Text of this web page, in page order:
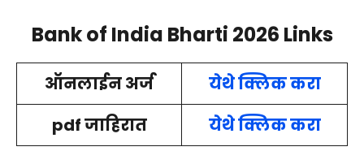
Bank of India Bharti 2026 Links
ऑनलाईन अर्ज
येथे क्लिक करा
pdf जाहिरात
येथे क्लिक करा